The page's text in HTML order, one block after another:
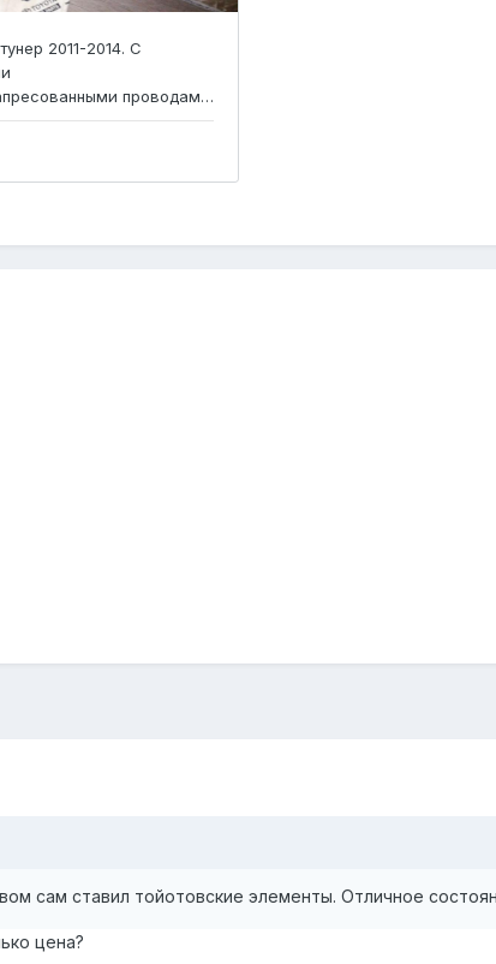
сам ставил тойотовские элементы. Отличное
цена?